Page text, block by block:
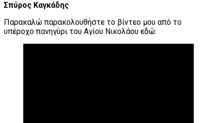
Σπύρος Καγκάδης
Παρακαλώ παρακολουθήστε το βίντεο μου από το
υπέροχο πανηγύρι του Αγίου Νικολάου εδώ: